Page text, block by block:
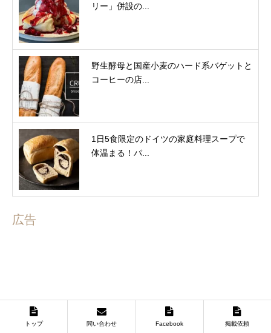
リー」併設の...
野生酵母と国産小麦のハード系バゲットと
コーヒーの店...
1日5食限定のドイツの家庭料理スープで
体温まる！パ...
広告
トップ 問い合わせ Facebook 掲載依頼